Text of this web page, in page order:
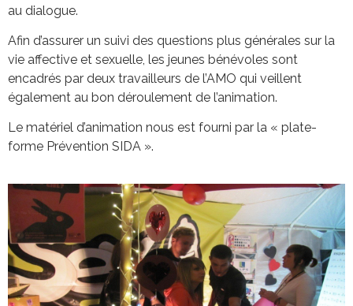
au dialogue.
Afin d’assurer un suivi des questions plus générales sur la
vie affective et sexuelle, les jeunes bénévoles sont
encadrés par deux travailleurs de l’AMO qui veillent
également au bon déroulement de l’animation.
Le matériel d’animation nous est fourni par la « plate-
forme Prévention SIDA ».